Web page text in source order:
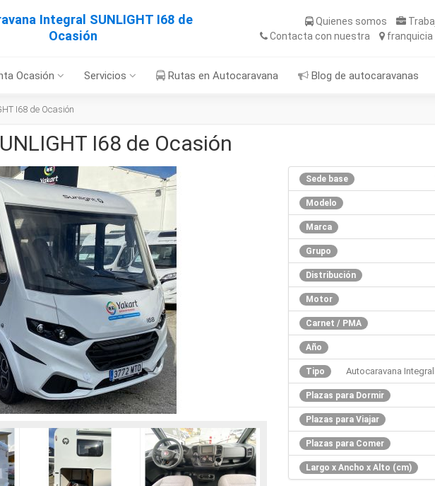
Integral SUNLIGHT I68 de
Ocasión
Quienes somos
Contacta con nuestra franquicia
Ocasión Servicios Rutas en Autocaravana Blog de autocaravanas
I68 de Ocasión
I68 de Ocasión
Sede base
Modelo
Marca
Grupo
Distribución
Motor
Carnet / PMA
Año
Tipo Autocaravana Integral
Plazas para Dormir
Plazas para Viajar
Plazas para Comer
Largo x Ancho x Alto (cm)